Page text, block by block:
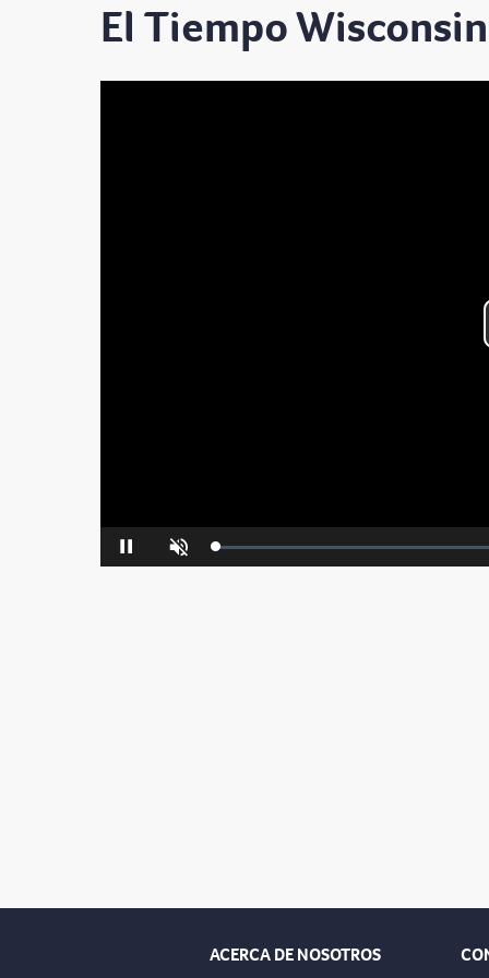
El Tiempo Wisconsin
Pause Unmute Loaded:
0%
ACERCA DE NOSOTROS